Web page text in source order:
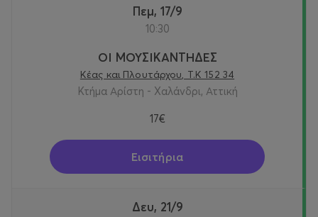
Πεμ, 17/9
10:30
ΟΙ ΜΟΥΣΙΚΑΝΤΗΔΕΣ
Κέας και Πλουτάρχου, Τ.Κ 152 34
Κτήμα Αρίστη - Χαλάνδρι, Αττική
17€
Εισιτήρια
Δευ, 21/9